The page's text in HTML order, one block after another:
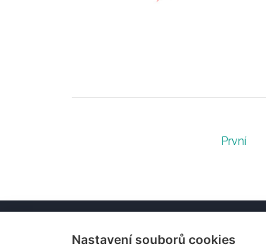
První
Nastavení souborů cookies